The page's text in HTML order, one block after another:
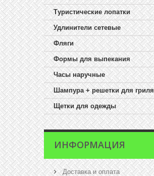
Туристические лопатки
Удлинители сетевые
Фляги
Формы для выпекания
Часы наручные
Шампура + решетки для гриля
Щетки для одежды
ИНФОРМАЦИЯ
Доставка и оплата